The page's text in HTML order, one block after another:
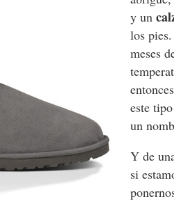
y un
los
meses
este
un
Y de
si